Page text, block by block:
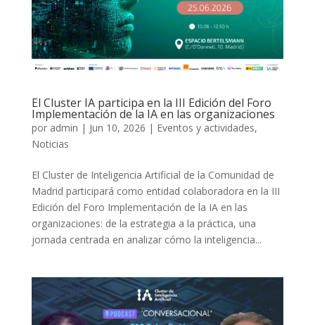
El Cluster IA participa en la III Edición del Foro
Implementación de la IA en las organizaciones
por admin | Jun 10, 2026 | Eventos y actividades,
Noticias
El Cluster de Inteligencia Artificial de la Comunidad de
Madrid participará como entidad colaboradora en la III
Edición del Foro Implementación de la IA en las
organizaciones: de la estrategia a la práctica, una
jornada centrada en analizar cómo la inteligencia...